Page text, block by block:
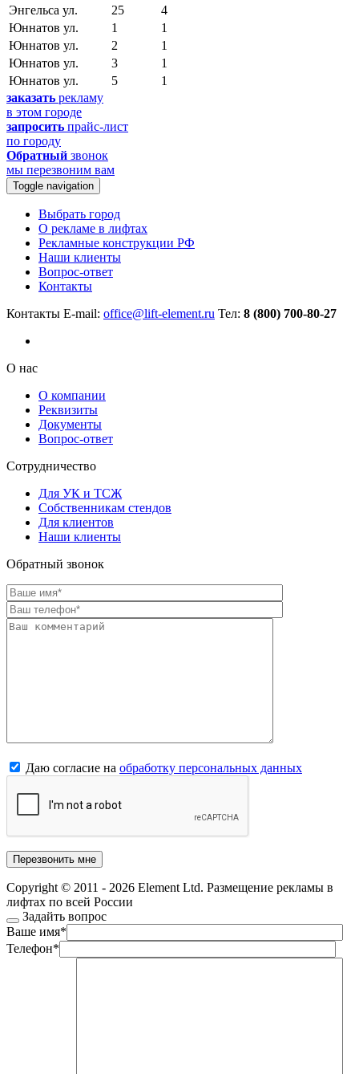
Энгельса ул.
25
4
Юннатов ул.
1
1
Юннатов ул.
2
1
Юннатов ул.
3
1
Юннатов ул.
5
1
заказать рекламу
в этом городе
запросить прайс-лист
по городу
Обратный звонок
мы перезвоним вам
Toggle navigation
Выбрать город
О рекламе в лифтах
Рекламные конструкции РФ
Наши клиенты
Вопрос-ответ
Контакты
Контакты E-mail: office@lift-element.ru Тел: 8 (800) 700-80-27
О нас
О компании
Реквизиты
Документы
Вопрос-ответ
Сотрудничество
Для УК и ТСЖ
Собственникам стендов
Для клиентов
Наши клиенты
Обратный звонок
Даю согласие на обработку персональных данных
Copyright © 2011 - 2026 Element Ltd. Размещение рекламы в
лифтах по всей России
Задайть вопрос
Ваше имя*
Телефон*